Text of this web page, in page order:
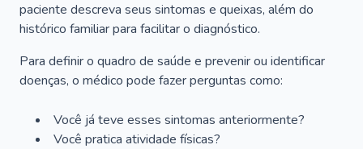
paciente descreva seus sintomas e queixas, além do
histórico familiar para facilitar o diagnóstico.
Para definir o quadro de saúde e prevenir ou identificar
doenças, o médico pode fazer perguntas como:
Você já teve esses sintomas anteriormente?
Você pratica atividade físicas?